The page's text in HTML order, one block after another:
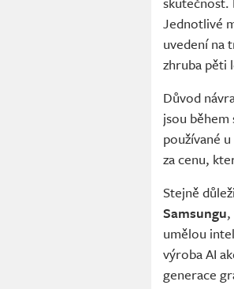
Jednotlivé
uvedení na
zhruba pěti
Důvod
jsou během
používané
za cenu,
Stejně
Samsungu
umělou
výroba AI
generace